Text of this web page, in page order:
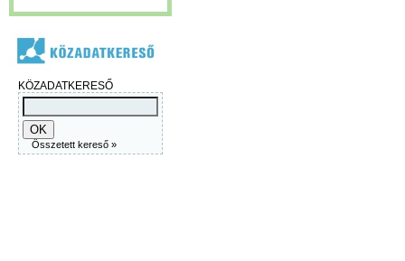
KÖZADATKERESŐ
Összetett kereső »